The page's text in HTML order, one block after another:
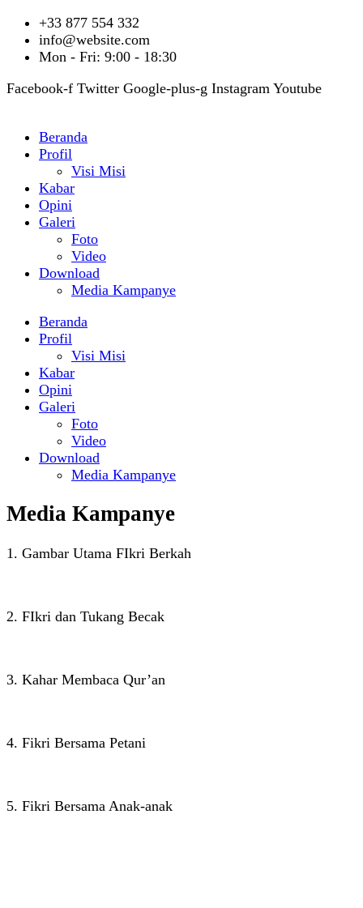
+33 877 554 332
info@website.com
Mon - Fri: 9:00 - 18:30
Facebook-f Twitter Google-plus-g Instagram Youtube
Beranda
Profil
Visi Misi
Kabar
Opini
Galeri
Foto
Video
Download
Media Kampanye
Beranda
Profil
Visi Misi
Kabar
Opini
Galeri
Foto
Video
Download
Media Kampanye
Media Kampanye
1. Gambar Utama FIkri Berkah
2. FIkri dan Tukang Becak
3. Kahar Membaca Qur’an
4. Fikri Bersama Petani
5. Fikri Bersama Anak-anak